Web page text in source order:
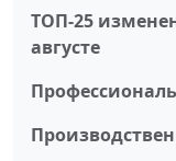
ТОП-25
августе